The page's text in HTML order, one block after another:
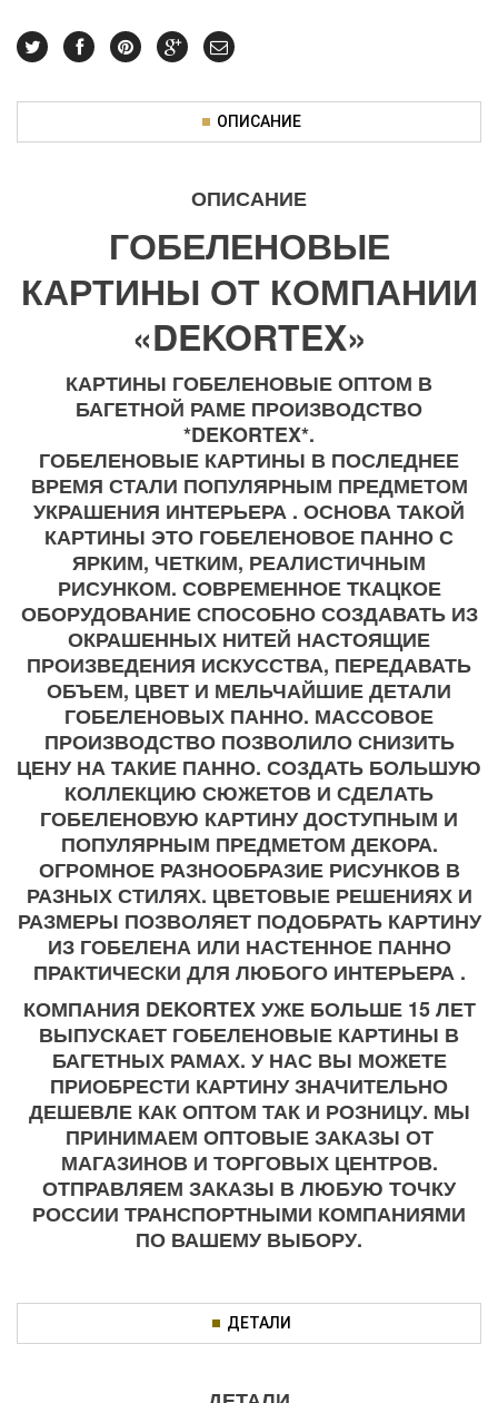
ОПИСАНИЕ
ОПИСАНИЕ
ГОБЕЛЕНОВЫЕ
КАРТИНЫ ОТ КОМПАНИИ
«DEKORTEX»
КАРТИНЫ ГОБЕЛЕНОВЫЕ ОПТОМ В
БАГЕТНОЙ РАМЕ ПРОИЗВОДСТВО
*DEKORTEX*.
ГОБЕЛЕНОВЫЕ КАРТИНЫ В ПОСЛЕДНЕЕ
ВРЕМЯ СТАЛИ ПОПУЛЯРНЫМ ПРЕДМЕТОМ
УКРАШЕНИЯ ИНТЕРЬЕРА . ОСНОВА ТАКОЙ
КАРТИНЫ ЭТО ГОБЕЛЕНОВОЕ ПАННО С
ЯРКИМ, ЧЕТКИМ, РЕАЛИСТИЧНЫМ
РИСУНКОМ. СОВРЕМЕННОЕ ТКАЦКОЕ
ОБОРУДОВАНИЕ СПОСОБНО СОЗДАВАТЬ ИЗ
ОКРАШЕННЫХ НИТЕЙ НАСТОЯЩИЕ
ПРОИЗВЕДЕНИЯ ИСКУССТВА, ПЕРЕДАВАТЬ
ОБЪЕМ, ЦВЕТ И МЕЛЬЧАЙШИЕ ДЕТАЛИ
ГОБЕЛЕНОВЫХ ПАННО. МАССОВОЕ
ПРОИЗВОДСТВО ПОЗВОЛИЛО СНИЗИТЬ
ЦЕНУ НА ТАКИЕ ПАННО. СОЗДАТЬ БОЛЬШУЮ
КОЛЛЕКЦИЮ СЮЖЕТОВ И СДЕЛАТЬ
ГОБЕЛЕНОВУЮ КАРТИНУ ДОСТУПНЫМ И
ПОПУЛЯРНЫМ ПРЕДМЕТОМ ДЕКОРА.
ОГРОМНОЕ РАЗНООБРАЗИЕ РИСУНКОВ В
РАЗНЫХ СТИЛЯХ. ЦВЕТОВЫЕ РЕШЕНИЯХ И
РАЗМЕРЫ ПОЗВОЛЯЕТ ПОДОБРАТЬ КАРТИНУ
ИЗ ГОБЕЛЕНА ИЛИ НАСТЕННОЕ ПАННО
ПРАКТИЧЕСКИ ДЛЯ ЛЮБОГО ИНТЕРЬЕРА .
КОМПАНИЯ DEKORTEX УЖЕ БОЛЬШЕ 15 ЛЕТ
ВЫПУСКАЕТ ГОБЕЛЕНОВЫЕ КАРТИНЫ В
БАГЕТНЫХ РАМАХ. У НАС ВЫ МОЖЕТЕ
ПРИОБРЕСТИ КАРТИНУ ЗНАЧИТЕЛЬНО
ДЕШЕВЛЕ КАК ОПТОМ ТАК И РОЗНИЦУ. МЫ
ПРИНИМАЕМ ОПТОВЫЕ ЗАКАЗЫ ОТ
МАГАЗИНОВ И ТОРГОВЫХ ЦЕНТРОВ.
ОТПРАВЛЯЕМ ЗАКАЗЫ В ЛЮБУЮ ТОЧКУ
РОССИИ ТРАНСПОРТНЫМИ КОМПАНИЯМИ
ПО ВАШЕМУ ВЫБОРУ.
ДЕТАЛИ